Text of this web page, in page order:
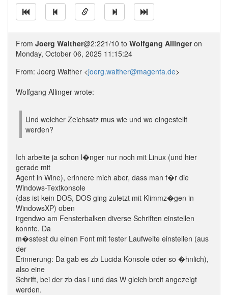
From Joerg Walther@2:221/10 to Wolfgang Allingeron
Monday, October 06, 2025 11:15:24
From: Joerg Walther <joerg.walther@magenta.de>
Wolfgang Allinger wrote:
Und welcher Zeichsatz mus wie und wo eingestellt
werden?
Ich arbeite ja schon l�nger nur noch mit Linux (und hier
gerade mit
Agent in Wine), erinnere mich aber, dass man f�r die
Windows-Textkonsole
(das ist kein DOS, DOS ging zuletzt mit Klimmz�gen in
WindowsXP) oben
irgendwo am Fensterbalken diverse Schriften einstellen
konnte. Da
m�sstest du einen Font mit fester Laufweite einstellen (aus
der
Erinnerung: Da gab es zb Lucida Konsole oder so �hnlich),
also eine
Schrift, bei der zb das i und das W gleich breit angezeigt
werden.